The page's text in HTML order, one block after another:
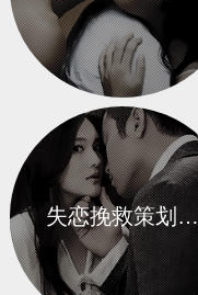
失恋挽救策划…